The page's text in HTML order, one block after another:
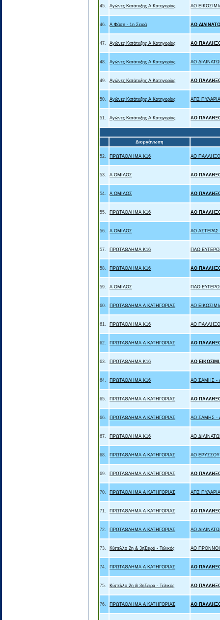
45. Αγώνες Κατάταξης Α Κατηγορίας ΑΟ
46. Α Φάση - 1η Σειρά ΑΟ
47. Αγώνες Κατάταξης Α Κατηγορίας ΑΟ
48. Αγώνες Κατάταξης Α Κατηγορίας ΑΟ
49. Αγώνες Κατάταξης Α Κατηγορίας ΑΟ
50. Αγώνες Κατάταξης Α Κατηγορίας ΑΠΣ
51. Αγώνες Κατάταξης Α Κατηγορίας ΑΟ
Διοργάνωση
52. ΠΡΩΤΑΘΛΗΜΑ Κ16 ΑΟ
53. Α ΟΜΙΛΟΣ ΑΟ
54. Α ΟΜΙΛΟΣ ΑΟ
55. ΠΡΩΤΑΘΛΗΜΑ Κ16 ΑΟ
56. Α ΟΜΙΛΟΣ ΑΟ
57. ΠΡΩΤΑΘΛΗΜΑ Κ16 ΠΑΟ
58. ΠΡΩΤΑΘΛΗΜΑ Κ16 ΑΟ
59. Α ΟΜΙΛΟΣ ΠΑΟ
60. ΠΡΩΤΑΘΛΗΜΑ Α ΚΑΤΗΓΟΡΙΑΣ ΑΟ
61. ΠΡΩΤΑΘΛΗΜΑ Κ16 ΑΟ
62. ΠΡΩΤΑΘΛΗΜΑ Α ΚΑΤΗΓΟΡΙΑΣ ΑΟ
63. ΠΡΩΤΑΘΛΗΜΑ Κ16 ΑΟ
64. ΠΡΩΤΑΘΛΗΜΑ Κ16 ΑΟ ΣΑΜΗΣ -
65. ΠΡΩΤΑΘΛΗΜΑ Α ΚΑΤΗΓΟΡΙΑΣ ΑΟ
66. ΠΡΩΤΑΘΛΗΜΑ Α ΚΑΤΗΓΟΡΙΑΣ ΑΟ ΣΑΜΗΣ -
67. ΠΡΩΤΑΘΛΗΜΑ Κ16 ΑΟ
68. ΠΡΩΤΑΘΛΗΜΑ Α ΚΑΤΗΓΟΡΙΑΣ ΑΟ
69. ΠΡΩΤΑΘΛΗΜΑ Α ΚΑΤΗΓΟΡΙΑΣ ΑΟ
70. ΠΡΩΤΑΘΛΗΜΑ Α ΚΑΤΗΓΟΡΙΑΣ ΑΠΣ
71. ΠΡΩΤΑΘΛΗΜΑ Α ΚΑΤΗΓΟΡΙΑΣ ΑΟ
72. ΠΡΩΤΑΘΛΗΜΑ Α ΚΑΤΗΓΟΡΙΑΣ ΑΟ
73. Κύπελλο 2η & 3ηΣειρά - Τελικός ΑΟ
74. ΠΡΩΤΑΘΛΗΜΑ Α ΚΑΤΗΓΟΡΙΑΣ ΑΟ
75. Κύπελλο 2η & 3ηΣειρά - Τελικός ΑΟ
76. ΠΡΩΤΑΘΛΗΜΑ Α ΚΑΤΗΓΟΡΙΑΣ ΑΟ